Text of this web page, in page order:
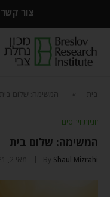
צור קשר
בית המשימה: שלום בית
זוגיות ויחסים
המשימה: שלום בית
By Shaul Mizrahi מאי 2, 2021